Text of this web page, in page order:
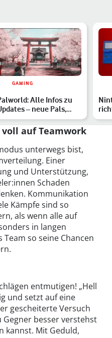
GAMING
Alle Infos zu
– neue Pals,
Bosse und m…
voll auf Teamwork
unterwegs bist,
Einer
und Unterstützung,
Schaden
Kommunikation
Kämpfe sind so
als wenn alle auf
in langen
so seine Chancen
entmutigen! „Hell
und setzt auf eine
gescheiterte Versuch
besser verstehst
kannst. Mit Geduld,